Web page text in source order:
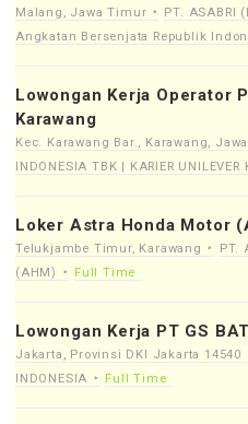
Malang, Jawa Timur
PT. ASABRI
Angkatan Bersenjata Republik
Lowongan Kerja Operator
Karawang
Kec. Karawang Bar., Karawang,
INDONESIA TBK | KARIER UNILEVER
Loker Astra Honda Motor
Telukjambe Timur, Karawang
PT.
(AHM)
Full Time
Lowongan Kerja PT GS
Jakarta, Provinsi DKI Jakarta 14540
INDONESIA
Full Time